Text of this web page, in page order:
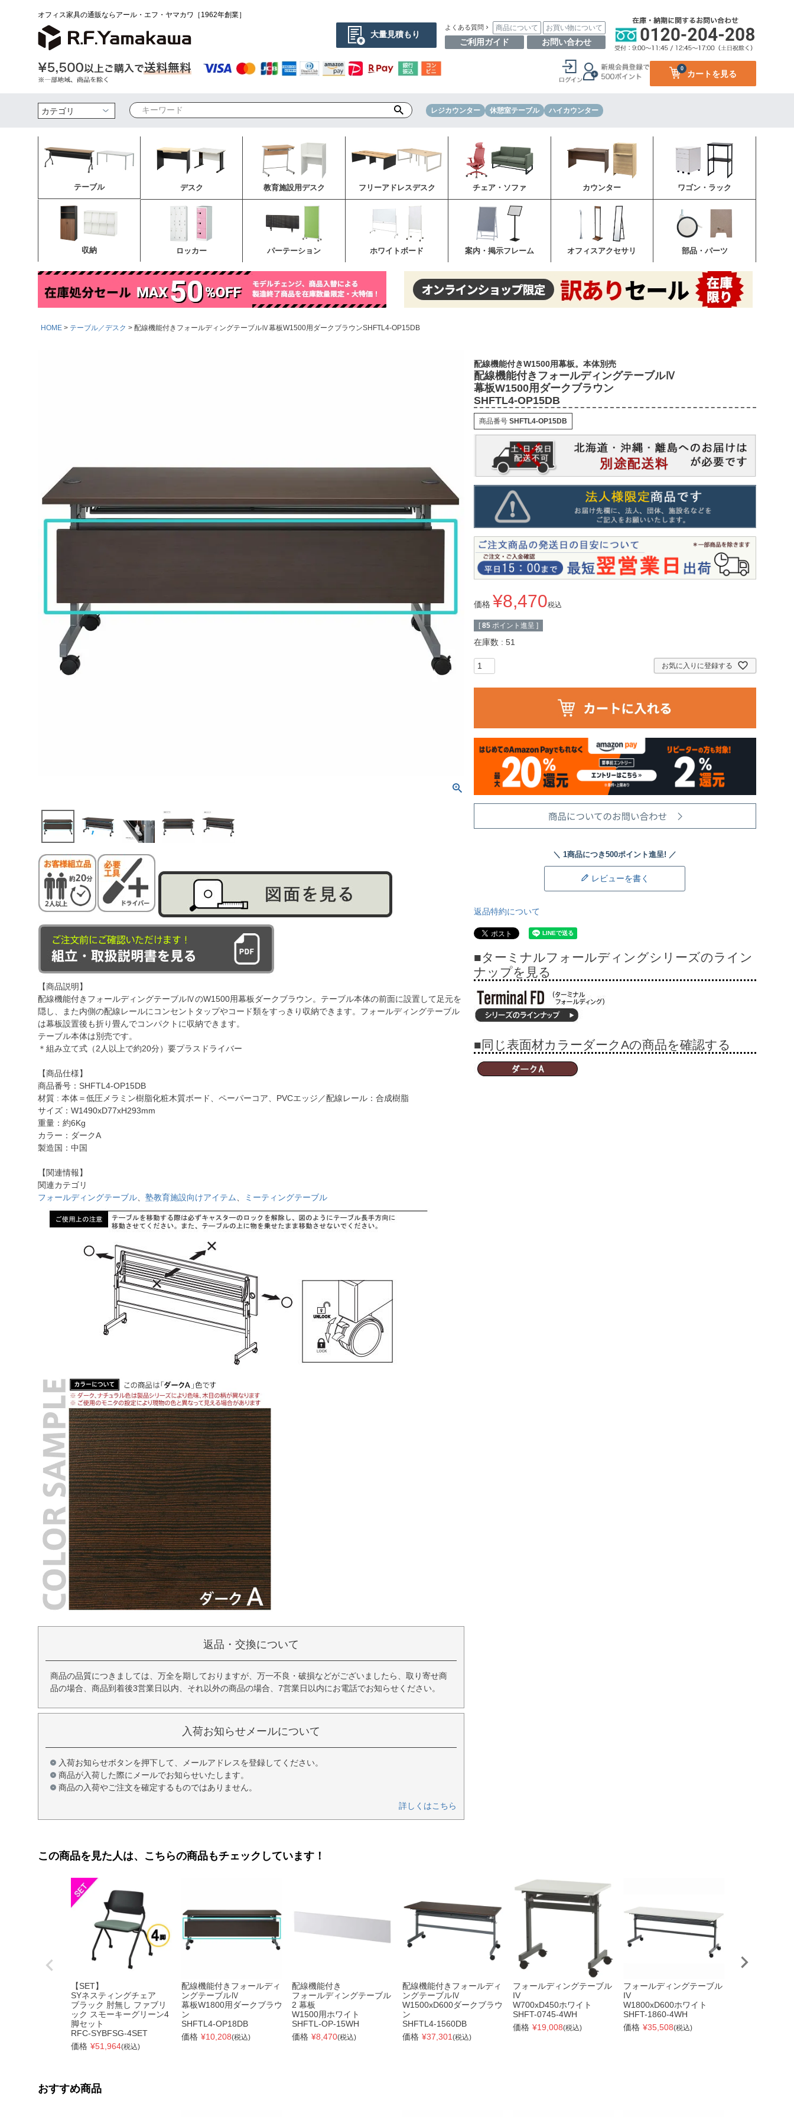
オフィス家具の通販ならアール・エフ・ヤマカワ［1962年創業］
大量見積もり
よくある質問 商品について お買い物について
ご利用ガイド お問い合わせ
カートを見る
0
検索 レジカウンター 休憩室テーブル ハイカウンター
テーブル デスク 教育施設用デスク フリーアドレスデスク チェア・ソファ カウンター ワゴン・ラック
収納 ロッカー パーテーション ホワイトボード 案内・掲示フレーム オフィスアクセサリ 部品・パーツ
HOME テーブル／デスク 配線機能付きフォールディングテーブルⅣ幕板W1500用ダークブラウンSHFTL4-OP15DB
【商品説明】
配線機能付きフォールディングテーブルⅣのW1500用幕板ダークブラウン。テーブル本体の前面に設置して足元を
隠し、また内側の配線レールにコンセントタップやコード類をすっきり収納できます。フォールディングテーブル
は幕板設置後も折り畳んでコンパクトに収納できます。
テーブル本体は別売です。
＊組み立て式（2人以上で約20分）要プラスドライバー
【商品仕様】
商品番号：SHFTL4-OP15DB
材質 : 本体＝低圧メラミン樹脂化粧木質ボード、ペーパーコア、PVCエッジ／配線レール：合成樹脂
サイズ：W1490xD77xH293mm
重量：約6Kg
カラー：ダークA
製造国：中国
【関連情報】
関連カテゴリ
フォールディングテーブル、 塾教育施設向けアイテム、 ミーティングテーブル
返品・交換について
商品の品質につきましては、万全を期しておりますが、万一不良・破損などがございましたら、取り寄せ商
品の場合、商品到着後3営業日以内、それ以外の商品の場合、7営業日以内にお電話でお知らせください。
入荷お知らせメールについて
入荷お知らせボタンを押下して、メールアドレスを登録してください。
商品が入荷した際にメールでお知らせいたします。
商品の入荷やご注文を確定するものではありません。
詳しくはこちら
配線機能付きW1500用幕板。本体別売
配線機能付きフォールディングテーブルⅣ
幕板W1500用ダークブラウン
SHFTL4-OP15DB
商品番号 SHFTL4-OP15DB
価格 ¥8,470税込
[ 85 ポイント進呈 ]
在庫数 51
お気に入りに登録する
レビューを書く
返品特約について
■ターミナルフォールディングシリーズのライン
ナップを見る
■同じ表面材カラーダークAの商品を確認する
この商品を見た人は、こちらの商品もチェックしています！
【SET】
SYネスティングチェア
ブラック 肘無し ファブリ
ック スモーキーグリーン4
脚セット
RFC-SYBFSG-4SET
価格 ¥51,964(税込)
配線機能付きフォールディ
ングテーブルⅣ
幕板W1800用ダークブラウ
ン
SHFTL4-OP18DB
価格 ¥10,208(税込)
配線機能付き
フォールディングテーブル
2 幕板
W1500用ホワイト
SHFTL-OP-15WH
価格 ¥8,470(税込)
配線機能付きフォールディ
ングテーブルⅣ
W1500xD600ダークブラウ
ン
SHFTL4-1560DB
価格 ¥37,301 (税込)
フォールディングテーブル
IV
W700xD450ホワイト
SHFT-0745-4WH
価格 ¥19,008(税込)
フォールディングテーブル
IV
W1800xD600ホワイト
SHFT-1860-4WH
価格 ¥35,508(税込)
おすすめ商品